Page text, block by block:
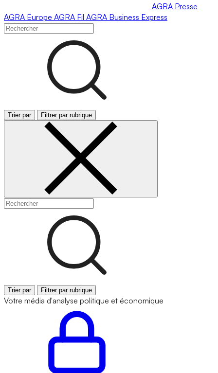
AGRA Presse
AGRA Europe AGRA Fil AGRA Business Express
Trier par Filtrer par rubrique
Trier par Filtrer par rubrique
Votre média d'analyse politique et économique